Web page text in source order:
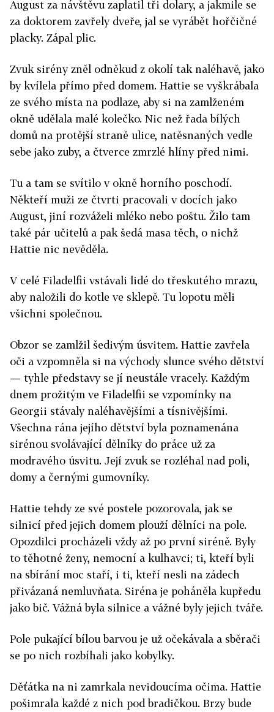
August za návštěvu zaplatil tři dolary, a jakmile se
za doktorem zavřely dveře, jal se vyrábět hořčičné
placky. Zápal plic.
Zvuk sirény zněl odněkud z okolí tak naléhavě, jako
by kvílela přímo před domem. Hattie se vyškrábala
ze svého místa na podlaze, aby si na zamlženém
okně udělala malé kolečko. Nic než řada bílých
domů na protější straně ulice, natěsnaných vedle
sebe jako zuby, a čtverce zmrzlé hlíny před nimi.
Tu a tam se svítilo v okně horního poschodí.
Někteří muži ze čtvrti pracovali v docích jako
August, jiní rozváželi mléko nebo poštu. Žilo tam
také pár učitelů a pak šedá masa těch, o nichž
Hattie nic nevěděla.
V celé Filadelfii vstávali lidé do třeskutého mrazu,
aby naložili do kotle ve sklepě. Tu lopotu měli
všichni společnou.
Obzor se zamlžil šedivým úsvitem. Hattie zavřela
oči a vzpomněla si na východy slunce svého dětství
— tyhle představy se jí neustále vracely. Každým
dnem prožitým ve Filadelfii se vzpomínky na
Georgii stávaly naléhavějšími a tísnivějšími.
Všechna rána jejího dětství byla poznamenána
sirénou svolávající dělníky do práce už za
modravého úsvitu. Její zvuk se rozléhal nad poli,
domy a černými gumovníky.
Hattie tehdy ze své postele pozorovala, jak se
silnicí před jejich domem plouží dělníci na pole.
Opozdilci procházeli vždy až po první siréně. Byly
to těhotné ženy, nemocní a kulhavci; ti, kteří byli
na sbírání moc staří, i ti, kteří nesli na zádech
přivázaná nemluvňata. Siréna je poháněla kupředu
jako bič. Vážná byla silnice a vážné byly jejich tváře.
Pole pukající bílou barvou je už očekávala a sběrači
se po nich rozbíhali jako kobylky.
Děťátka na ni zamrkala nevidoucíma očima. Hattie
pošimrala každé z nich pod bradičkou. Brzy bude